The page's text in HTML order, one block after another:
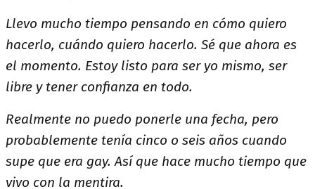
Llevo mucho tiempo pensando en cómo quiero
hacerlo, cuándo quiero hacerlo. Sé que ahora es
el momento. Estoy listo para ser yo mismo, ser
libre y tener confianza en todo.
Realmente no puedo ponerle una fecha, pero
probablemente tenía cinco o seis años cuando
supe que era gay. Así que hace mucho tiempo que
vivo con la mentira.